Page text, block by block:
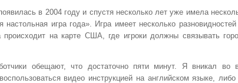
в 2004 году и спустя несколько лет уже имела
настольная игра года». Игра имеет несколько
происходит на карте США, где игроки должны связывать
обещают, что достаточно пяти минут. Я вникал во
видео инструкцией на английском языке, либо